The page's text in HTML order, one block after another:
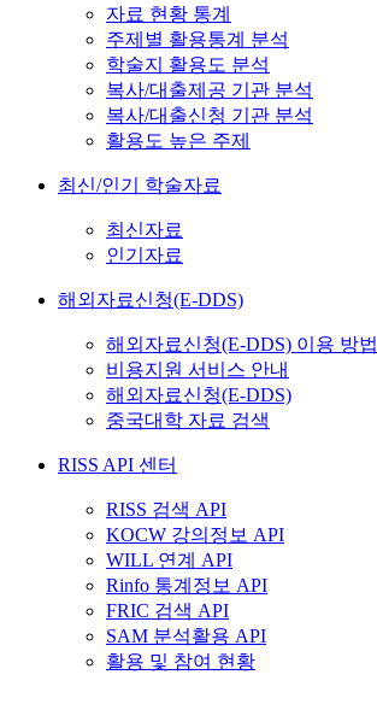
자료 현황 통계
주제별 활용통계 분석
학술지 활용도 분석
복사/대출제공 기관 분석
복사/대출신청 기관 분석
활용도 높은 주제
최신/인기 학술자료
최신자료
인기자료
해외자료신청(E-DDS)
해외자료신청(E-DDS) 이용 방법
비용지원 서비스 안내
해외자료신청(E-DDS)
중국대학 자료 검색
RISS API 센터
RISS 검색 API
KOCW 강의정보 API
WILL 연계 API
Rinfo 통계정보 API
FRIC 검색 API
SAM 분석활용 API
활용 및 참여 현황